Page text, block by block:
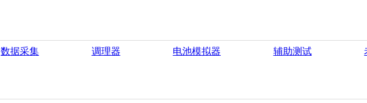
数据采集 调理器 电池模拟器 辅助测试